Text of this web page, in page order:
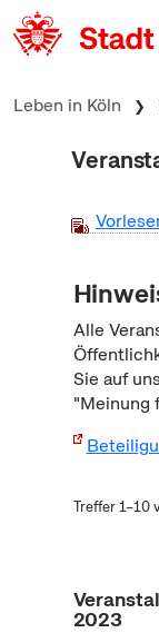
zum Inhalt springen
Leben in Köln
Alle
Sie auf
"Meinung
Treffer 1–10
2023